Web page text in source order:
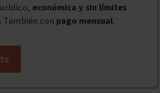
económica y sin límites
También con pago mensual.